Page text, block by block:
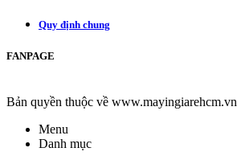
Quy định chung
FANPAGE
Bản quyền thuộc về www.mayingiarehcm.vn
Menu
Danh mục